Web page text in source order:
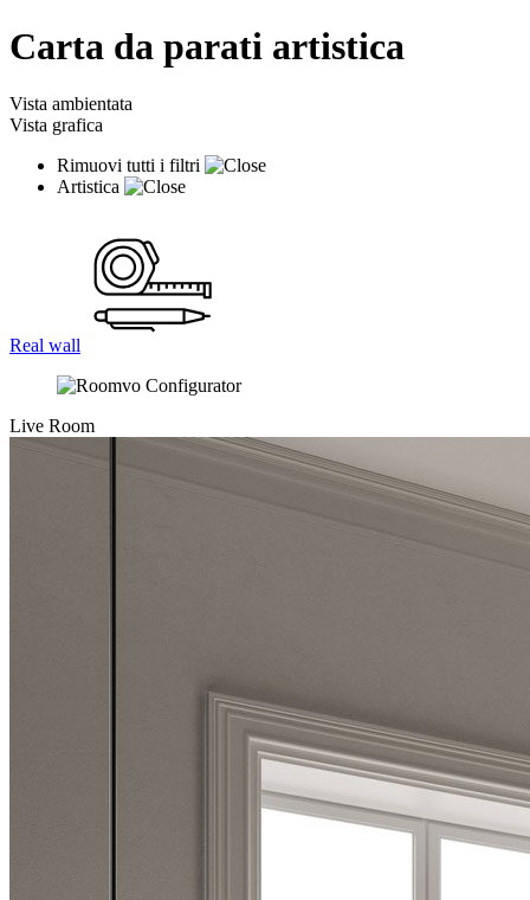
Carta da parati artistica
Vista ambientata
Vista grafica
Rimuovi tutti i filtri
Artistica
Real wall
Live Room